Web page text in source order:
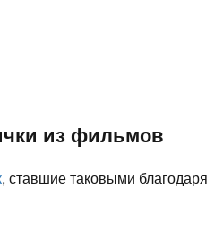
из фильмов
, ставшие таковыми благодаря